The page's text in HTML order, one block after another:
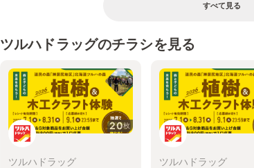
すべて見る
ツルハドラッグのチラシを見る
20枚
ツルハドラッグ ツルハドラッグ